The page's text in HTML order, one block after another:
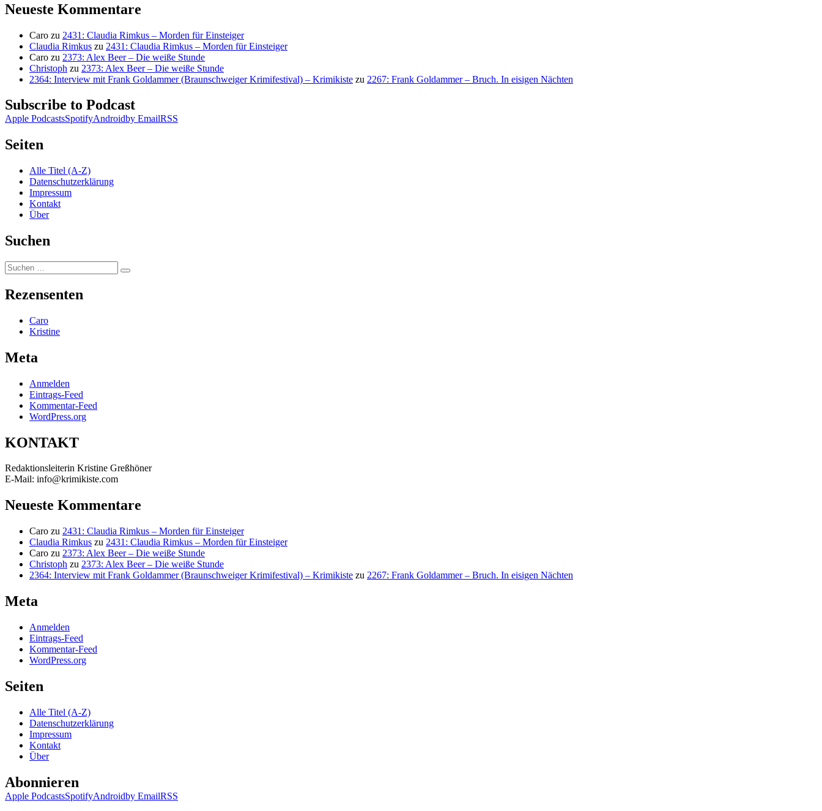
Neueste Kommentare
Caro zu 2431: Claudia Rimkus – Morden für Einsteiger
Claudia Rimkus zu 2431: Claudia Rimkus – Morden für Einsteiger
Caro zu 2373: Alex Beer – Die weiße Stunde
Christoph zu 2373: Alex Beer – Die weiße Stunde
2364: Interview mit Frank Goldammer (Braunschweiger Krimifestival) – Krimikiste zu 2267: Frank Goldammer – Bruch. In eisigen Nächten
Subscribe to Podcast
Apple PodcastsSpotifyAndroidby EmailRSS
Seiten
Alle Titel (A-Z)
Datenschutzerklärung
Impressum
Kontakt
Über
Suchen
Suchen
nach:
Suchen
Rezensenten
Caro
Kristine
Meta
Anmelden
Eintrags-Feed
Kommentar-Feed
WordPress.org
KONTAKT
Redaktionsleiterin Kristine Greßhöner
E-Mail: info@krimikiste.com
Neueste Kommentare
Caro zu 2431: Claudia Rimkus – Morden für Einsteiger
Claudia Rimkus zu 2431: Claudia Rimkus – Morden für Einsteiger
Caro zu 2373: Alex Beer – Die weiße Stunde
Christoph zu 2373: Alex Beer – Die weiße Stunde
2364: Interview mit Frank Goldammer (Braunschweiger Krimifestival) – Krimikiste zu 2267: Frank Goldammer – Bruch. In eisigen Nächten
Meta
Anmelden
Eintrags-Feed
Kommentar-Feed
WordPress.org
Seiten
Alle Titel (A-Z)
Datenschutzerklärung
Impressum
Kontakt
Über
Abonnieren
Apple PodcastsSpotifyAndroidby EmailRSS